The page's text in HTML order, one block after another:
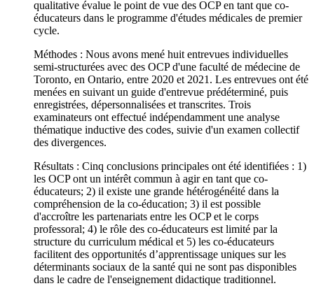
qualitative évalue le point de vue des OCP en tant que co-
éducateurs dans le programme d'études médicales de premier
cycle.
Méthodes : Nous avons mené huit entrevues individuelles
semi-structurées avec des OCP d'une faculté de médecine de
Toronto, en Ontario, entre 2020 et 2021. Les entrevues ont été
menées en suivant un guide d'entrevue prédéterminé, puis
enregistrées, dépersonnalisées et transcrites. Trois
examinateurs ont effectué indépendamment une analyse
thématique inductive des codes, suivie d'un examen collectif
des divergences.
Résultats : Cinq conclusions principales ont été identifiées : 1)
les OCP ont un intérêt commun à agir en tant que co-
éducateurs; 2) il existe une grande hétérogénéité dans la
compréhension de la co-éducation; 3) il est possible
d'accroître les partenariats entre les OCP et le corps
professoral; 4) le rôle des co-éducateurs est limité par la
structure du curriculum médical et 5) les co-éducateurs
facilitent des opportunités d’apprentissage uniques sur les
déterminants sociaux de la santé qui ne sont pas disponibles
dans le cadre de l'enseignement didactique traditionnel.